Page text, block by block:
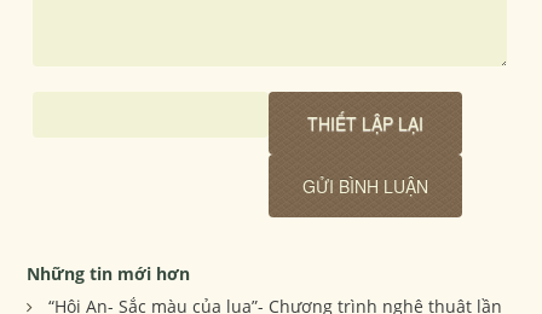
Những tin mới hơn
“Hội An- Sắc màu của lụa”- Chương trình nghệ thuật lần